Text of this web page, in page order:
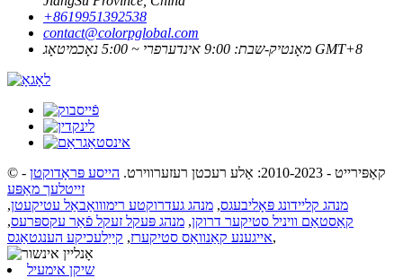
+8619951392538
contact@colorpglobal.com
מאָנטיק-שבת: 9:00 אינדערפרי ~ 5:00 נאָכמיטאָג GMT+8
© קאַפּירייט - 2010-2023: אַלע רעכטן רעזערווירט. הייסע פּראָדוקטן -
זייטלעך מאַפּע
מנהג קליידונג פּאָליבעגס, מנהג געדרוקטע רימווואַבאַל עטיקעטן,
קאַסטאַם וויניל סטיקער דרוקן, מנהג פּעקל זעקל פֿאַר עקספּרעס,
אייגענע קאַנוואַס סטיקערז, קייַלעכיקע הענגטאַגס ,
שיקן אימעיל